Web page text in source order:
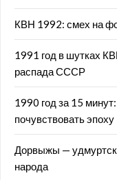
КВН 1992: смех на
1991 год в шутках
распада СССР
1990 год за 15
почувствовать эпоху
Дорвыжы —
народа